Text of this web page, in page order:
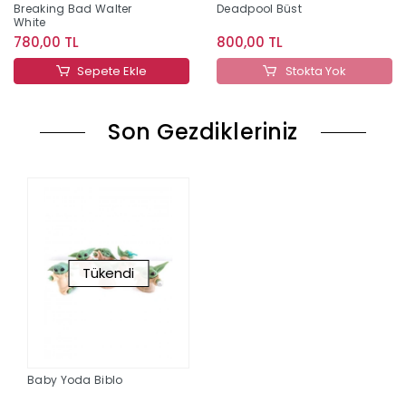
Breaking Bad Walter
White
780,00 TL
Sepete Ekle
Deadpool Büst
800,00 TL
Stokta Yok
Son Gezdikleriniz
Tükendi
Baby Yoda Biblo